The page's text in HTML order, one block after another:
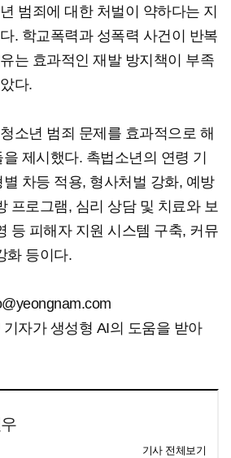
범죄에 대한 처벌이 약하다는 지
. 학교폭력과 성폭력 사건이 반복
는 효과적인 재발 방지책이 부족
다.
소년 범죄 문제를 효과적으로 해
제시했다. 촉법소년의 연령 기
차등 적용, 형사처벌 강화, 예방
프로그램, 심리 상담 및 치료와 보
등 피해자 지원 시스템 구축, 커뮤
화 등이다.
자가 생성형 AI의 도움을 받아
기사 전체보기